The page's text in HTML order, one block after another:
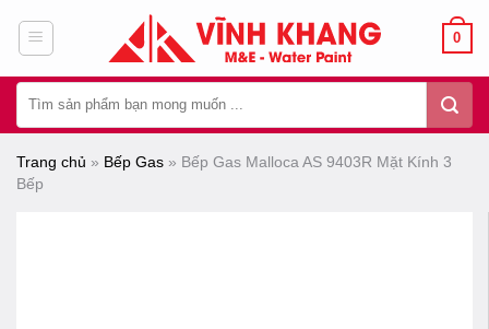
dung
0
kiếm:
Trang chủ » Bếp Gas » Bếp Gas Malloca AS 9403R Mặt Kính 3
Bếp